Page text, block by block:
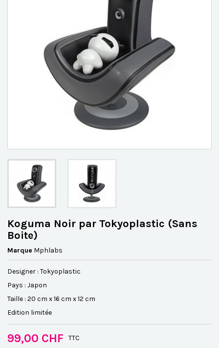
Koguma Noir par Tokyoplastic (Sans
Boite)
Marque Mphlabs
Designer : Tokyoplastic
Pays : Japon
Taille : 20 cm x 16 cm x 12 cm
Edition limitée
99,00 CHF TTC